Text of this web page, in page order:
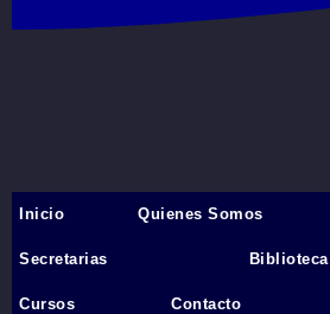
Inicio
Inicio Quienes Somos
Secretarias Biblioteca
Cursos Contacto